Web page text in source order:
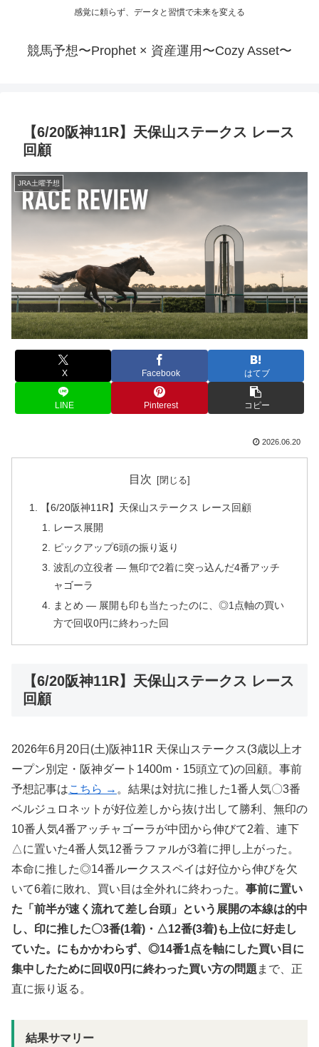
感覚に頼らず、データと習慣で未来を変える
競馬予想〜Prophet × 資産運用〜Cozy Asset〜
【6/20阪神11R】天保山ステークス レース
回顧
JRA土曜予想
X Facebook はてブ
LINE Pinterest コピー
2026.06.20
目次
【6/20阪神11R】天保山ステークス レース回顧
レース展開
ピックアップ6頭の振り返り
波乱の立役者 ― 無印で2着に突っ込んだ4番アッチ
ャゴーラ
まとめ ― 展開も印も当たったのに、◎1点軸の買い
方で回収0円に終わった回
【6/20阪神11R】天保山ステークス レース
回顧
2026年6月20日(土)阪神11R 天保山ステークス(3歳以上オ
ープン別定・阪神ダート1400m・15頭立て)の回顧。事前
予想記事はこちら → 。結果は対抗に推した1番人気〇3番
ベルジュロネットが好位差しから抜け出して勝利、無印の
10番人気4番アッチャゴーラが中団から伸びて2着、連下
△に置いた4番人気12番ラファルが3着に押し上がった。
本命に推した◎14番ルークススペイは好位から伸びを欠
いて6着に敗れ、買い目は全外れに終わった。 事前に置い
た「前半が速く流れて差し台頭」という展開の本線は的中
し、印に推した〇3番(1着)・△12番(3着)も上位に好走し
ていた。にもかかわらず、◎14番1点を軸にした買い目に
集中したために回収0円に終わった買い方の問題 まで、正
直に振り返る。
結果サマリー